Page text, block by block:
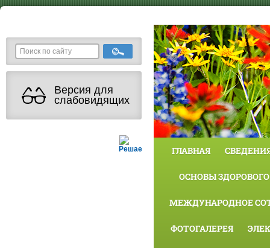
Версия для
слабовидящих
Решаем вместеГЛАВНАЯ
ОСНОВЫ
МЕЖДУНАРОДНОЕ
ФОТОГАЛЕРЕЯ